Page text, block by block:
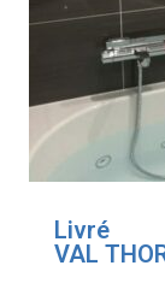
Livré
VAL